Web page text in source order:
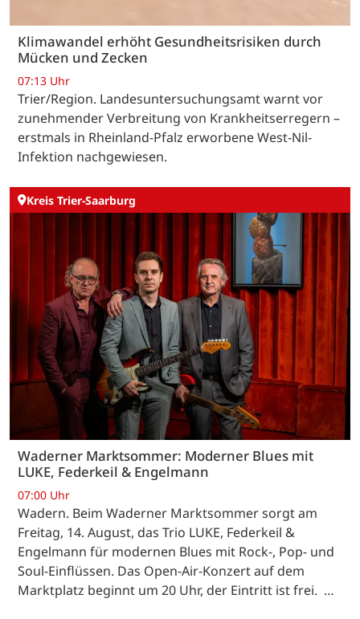
Klimawandel erhöht Gesundheitsrisiken durch
Mücken und Zecken
07:13 Uhr
Trier/Region. Landesuntersuchungsamt warnt vor
zunehmender Verbreitung von Krankheitserregern –
erstmals in Rheinland-Pfalz erworbene West-Nil-
Infektion nachgewiesen.
Kreis Trier-Saarburg
Waderner Marktsommer: Moderner Blues mit
LUKE, Federkeil & Engelmann
07:00 Uhr
Wadern. Beim Waderner Marktsommer sorgt am
Freitag, 14. August, das Trio LUKE, Federkeil &
Engelmann für modernen Blues mit Rock-, Pop- und
Soul-Einflüssen. Das Open-Air-Konzert auf dem
Marktplatz beginnt um 20 Uhr, der Eintritt ist frei. …